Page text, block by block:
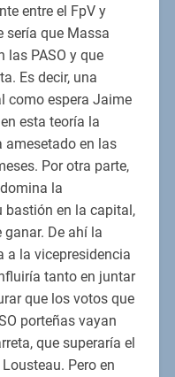
entre el FpV y
sería que Massa
las PASO y que
Es decir, una
como espera Jaime
esta teoría la
amesetado en las
Por otra parte,
la
bastión en la capital,
De ahí la
a la vicepresidencia
tanto en juntar
que los votos que
porteñas vayan
que superaría el
Pero en